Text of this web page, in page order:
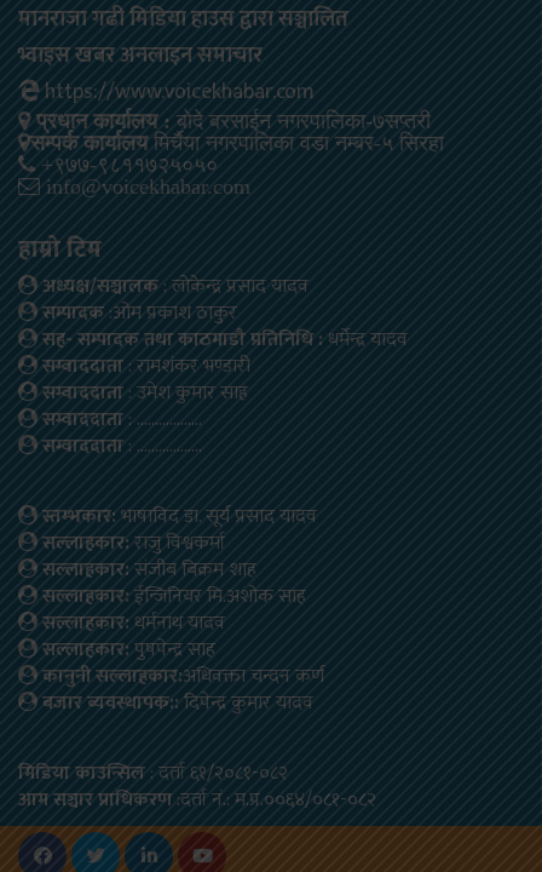
मानराजा गढी मिडिया हाउस द्वारा सञ्चालित
भ्वाइस खबर अनलाइन समाचार
https://www.voicekhabar.com
प्रधान कार्यालय : बोदे बरसाईन नगरपालिका-७सप्तरी
सम्पर्क कार्यालयमिर्चैया नगरपालिका वडा नम्बर-५ सिरहा
+९७७-९८११७२५०५०
info@voicekhabar.com
हाम्रो टिम
अध्यक्ष/सञ्चालक: लोकेन्द्र प्रसाद यादव
सम्पादक:ओम प्रकाश ठाकुर
सह- सम्पादक तथा काठमाडौ प्रतिनिधि : धर्मेन्द्र यादव
सम्वाददाता: रामशंकर भण्डारी
सम्वाददाता: उमेश कुमार साह
सम्वाददाता: ………………
सम्वाददाता: ………………
स्तम्भकार:भाषाविद डा. सूर्य प्रसाद यादव
सल्लाहकार:राजु विश्वकर्मा
सल्लाहकार:संजीब बिक्रम शाह
सल्लाहकार:ईन्जिनियर मि.अशोक साह
सल्लाहकार: धर्मनाथ यादव
सल्लाहकार:पुषपेन्द्र साह
कानुनी सल्लाहकार:अधिवक्ता चन्दन कर्ण
बजार ब्यवस्थापक::दिपेन्द्र कुमार यादव
मिडिया काउन्सिल: दर्ता ६१/२०८१-०८२
आम सञ्चार प्राधिकरण:दर्ता नं.: म.प्र.००६४/०८१-०८२